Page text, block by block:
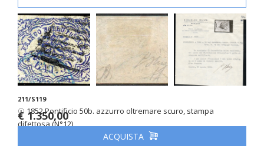
211/S119
☉ 1852 Pontificio 50b. azzurro oltremare scuro, stampa
difettosa (N°12)
€ 1.350,00
ACQUISTA